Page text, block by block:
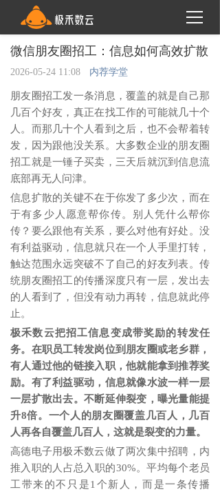
微信朋友圈招工：信息如何高效扩散
2026-05-24 11:08 内荐学堂
朋友圈招工发一条消息，覆盖的就是自己那
几百个好友，真正在找工作的可能就几十个
人。而那几十个人看到之后，也不会帮着转
发，因为跟他没关系。大多数企业的朋友圈
招工就是一锤子买卖，三天后就沉到信息流
底部再无人问津。
信息扩散的关键不在于你发了多少次，而在
于有多少人愿意帮你传。别人凭什么帮你
传？要么跟他有关系，要么对他有好处。没
有利益驱动，信息就只在一个人手里打转，
触达范围永远突破不了自己的好友列表。传
统朋友圈招工的传播深度只有一层，发出去
的人看到了，但没有动力再转，信息就此停
止。
极禾数云把招工信息变成带奖励的转发任
务。在职员工转发岗位到朋友圈或老乡群，
有人通过他的链接入职，他就能拿到推荐奖
励。有了利益驱动，信息就像水波一样一层
一层扩散出去。 不断延伸裂变 ，曝光量能提
升8倍。一个人的朋友圈覆盖几百人，几百
人再各自覆盖几百人，这就是裂变的力量。
高德电子用极禾数云做了两次集中招聘，内
推入职的人占总入职的30%。平均每个老员
工带来的不只是1个新人，而是一条传播